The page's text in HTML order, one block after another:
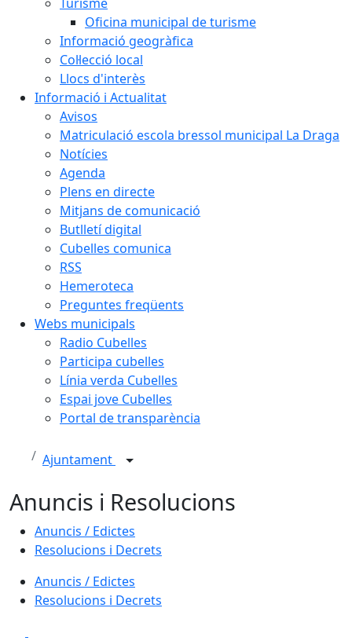
Oficina municipal de turisme
Informació geogràfica
Col·lecció local
Llocs d'interès
Informació i Actualitat
Avisos
Matriculació escola bressol municipal La Draga
Notícies
Agenda
Plens en directe
Mitjans de comunicació
Butlletí digital
Cubelles comunica
RSS
Hemeroteca
Preguntes freqüents
Webs municipals
Radio Cubelles
Participa cubelles
Línia verda Cubelles
Espai jove Cubelles
Portal de transparència
Ajuntament
Anuncis i Resolucions
Anuncis / Edictes
Resolucions i Decrets
Anuncis / Edictes
Resolucions i Decrets